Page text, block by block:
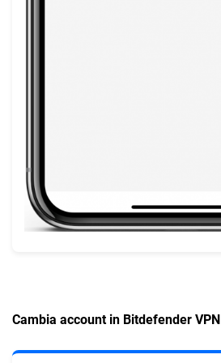
Cambia account in Bitdefender VPN